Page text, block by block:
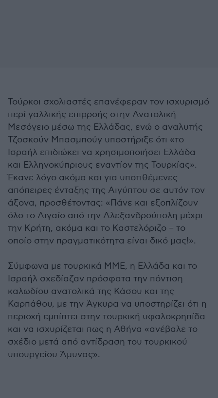
Τούρκοι σχολιαστές επανέφεραν τον ισχυρισμό
περί γαλλικής επιρροής στην Ανατολική
Μεσόγειο μέσω της Ελλάδας, ενώ ο αναλυτής
Τζοσκούν Μπασμπούγ υποστήριξε ότι «το
Ισραήλ επιδιώκει να χρησιμοποιήσει Ελλάδα
και Ελληνοκύπριους εναντίον της Τουρκίας».
Έκανε λόγο ακόμα και για υποτιθέμενες
απόπειρες ένταξης της Αιγύπτου σε αυτόν τον
άξονα, προσθέτοντας: «Πάνε και εξοπλίζουν
όλο το Αιγαίο από την Αλεξανδρούπολη μέχρι
την Κρήτη, ακόμα και το Καστελόριζο – το
οποίο στην πραγματικότητα είναι δικό μας!».
Σύμφωνα με τουρκικά ΜΜΕ, η Ελλάδα και το
Ισραήλ σχεδίαζαν πρόσφατα την πόντιση
καλωδίου ανατολικά της Κάσου και της
Καρπάθου, με την Άγκυρα να υποστηρίζει ότι η
περιοχή εμπίπτει στην τουρκική υφαλοκρηπίδα
και να ισχυρίζεται πως η Αθήνα «ανέβαλε το
σχέδιο μετά από αντίδραση του τουρκικού
υπουργείου Άμυνας».